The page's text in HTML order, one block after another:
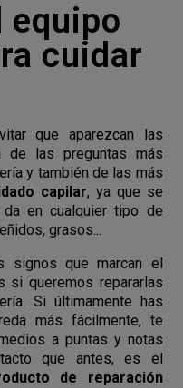
equipo
cuidar
que aparezcan las
de las preguntas más
y también de las más
capilar, ya que se
en cualquier tipo de
grasos...
signos que marcan el
si queremos repararlas
Si últimamente has
más fácilmente, te
a puntas y notas
que antes, es el
de reparación